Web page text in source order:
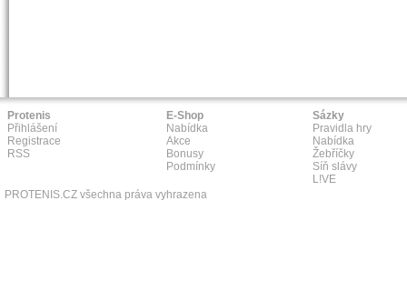
Protenis
Přihlášení
Registrace
RSS
E-Shop
Nabídka
Akce
Bonusy
Podmínky
Sázky
Pravidla hry
Nabídka
Žebříčky
Síň slávy
L!VE
PROTENIS.CZ všechna práva vyhrazena